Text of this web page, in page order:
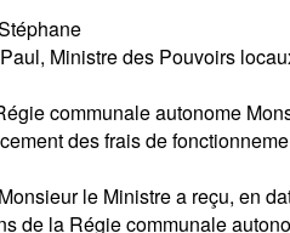
Ministre des Pouvoirs
communale autonome
des frais de
le Ministre a reçu, en
de la Régie communale